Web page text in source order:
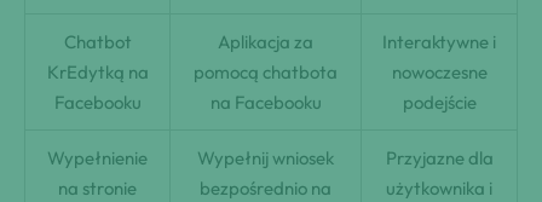
Chatbot
KrEdytką na
Facebooku
Aplikacja za
pomocą chatbota
na Facebooku
Interaktywne i
nowoczesne
podejście
Wypełnienie
na stronie
Wypełnij wniosek
bezpośrednio na
Przyjazne dla
użytkownika i